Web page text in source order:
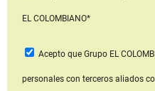
EL COLOMBIANO*
Acepto que Grupo EL
personales con terceros aliados